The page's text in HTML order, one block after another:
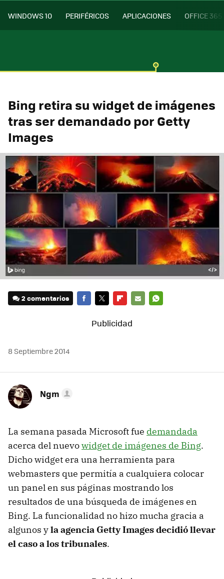
WINDOWS 10 PERIFÉRICOS APLICACIONES OFFICE 365
Bing retira su widget de imágenes
tras ser demandado por Getty
Images
2 comentarios
MAIL
8 Septiembre 2014
Ngm
La semana pasada Microsoft fue demandada
acerca del nuevowidget de imágenes de Bing.
Dicho widget era una herramienta para
webmasters que permitía a cualquiera colocar
un panel en sus páginas mostrando los
resultados de una búsqueda de imágenes en
Bing. La funcionalidad no hizo mucha gracia a
algunos yla agencia Getty Images decidió llevar
el caso a los tribunales.